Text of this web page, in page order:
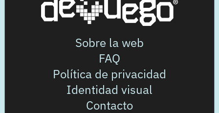
Sobre la web
FAQ
Política de privacidad
Identidad visual
Contacto